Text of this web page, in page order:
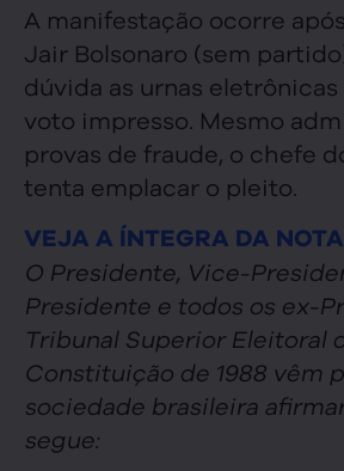
A manifestação ocorre
Jair Bolsonaro (sem
dúvida as urnas
voto impresso. Mesmo
provas de fraude, o chefe
tenta emplacar o pleito.
VEJA A ÍNTEGRA DA
O Presidente, Vice-
Presidente e todos os ex-
Tribunal Superior Eleitoral
Constituição de 1988 vêm
sociedade brasileira
segue: